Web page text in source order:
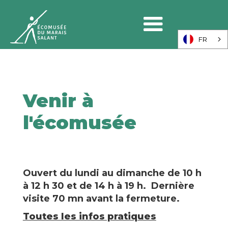
FR
Venir à
l'écomusée
Ouvert du lundi au dimanche de 10 h
à 12 h 30 et de 14 h à 19 h. Dernière
visite 70 mn avant la fermeture.
Toutes les infos pratiques